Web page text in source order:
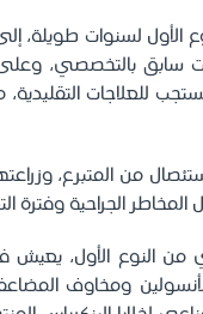
الأول لسنوات طويلة،
بالتخصصي، وعلى
للعلاجات التقليدية،
من المتبرع،
الجراحية وفترة
النوع الأول،
ومخاوف